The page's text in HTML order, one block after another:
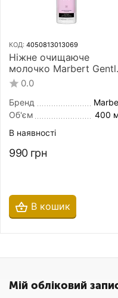
КОД: 4050813013069
Ніжне очищаюче
молочко Marbert
Cleansing Milk 400 мл
для сухої та чутливої
шкіри
0.0
Бренд
Об'єм
400
В наявності
990 грн
В кошик
Мій обліковий